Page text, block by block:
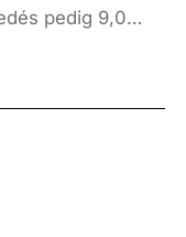
pedig 9,0
tett ki, emellett